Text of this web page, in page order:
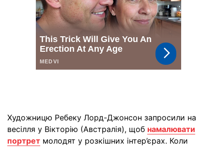
Художницю Ребеку Лорд-Джонсон запросили на
весілля у Вікторію (Австралія), щоб намалювати
портрет молодят у розкішних інтер’єрах. Коли